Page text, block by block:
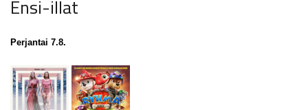
Ensi-illat
Perjantai 7.8.